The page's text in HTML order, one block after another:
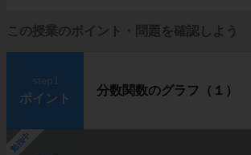
この授業のポイント・問題を確認しよう
ポイント
分数関数のグラフ（１）
勉強中